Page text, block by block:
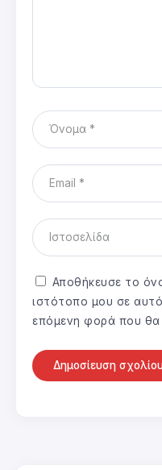
Αποθήκευσε το
ιστότοπο μου σε
επόμενη φορά που